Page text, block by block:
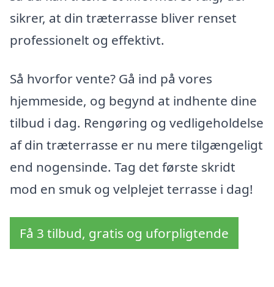
sikrer, at din træterrasse bliver renset
professionelt og effektivt.
Så hvorfor vente? Gå ind på vores
hjemmeside, og begynd at indhente dine
tilbud i dag. Rengøring og vedligeholdelse
af din træterrasse er nu mere tilgængeligt
end nogensinde. Tag det første skridt
mod en smuk og velplejet terrasse i dag!
Få 3 tilbud, gratis og uforpligtende